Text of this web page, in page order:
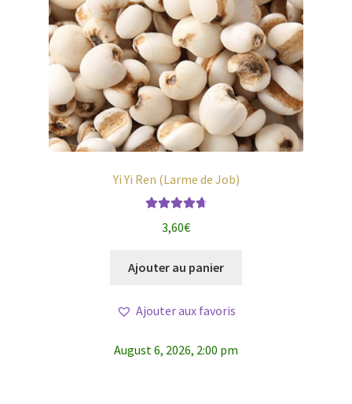
Yi Yi Ren (Larme de Job)
sur 5
3,60€
Ajouter au panier
Ajouter aux favoris
August 6, 2026, 2:00 pm